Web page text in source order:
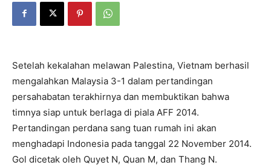
Setelah kekalahan melawan Palestina, Vietnam berhasil
mengalahkan Malaysia 3-1 dalam pertandingan
persahabatan terakhirnya dan membuktikan bahwa
timnya siap untuk berlaga di piala AFF 2014.
Pertandingan perdana sang tuan rumah ini akan
menghadapi Indonesia pada tanggal 22 November 2014.
Gol dicetak oleh Quyet N, Quan M, dan Thang N.